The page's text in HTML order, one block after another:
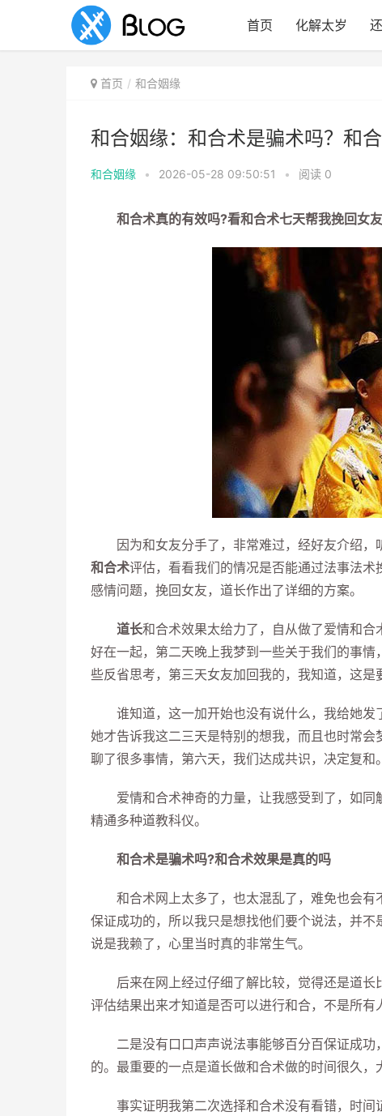
首页 化解太岁
首页 和合姻缘
和合姻缘：和合术是骗术吗？和
和合姻缘 • 2026-05-28 09:50:51 • 阅读 0
和合术真的有效吗?看和合术七天帮我挽回女友
因为和女友分手了，非常难过，经好友介绍，
和合术评估，看看我们的情况是否能通过法事法
感情问题，挽回女友，道长作出了详细的方案。
道长和合术效果太给力了，自从做了爱情和
好在一起，第二天晚上我梦到一些关于我们的事
些反省思考，第三天女友加回我的，我知道，这是
谁知道，这一加开始也没有说什么，我给她发
她才告诉我这二三天是特别的想我，而且也时常
聊了很多事情，第六天，我们达成共识，决定复和。
爱情和合术神奇的力量，让我感受到了，如同
精通多种道教科仪。
和合术是骗术吗?和合术效果是真的吗
和合术网上太多了，也太混乱了，难免也会有
保证成功的，所以我只是想找他们要个说法，并
说是我赖了，心里当时真的非常生气。
后来在网上经过仔细了解比较，觉得还是道长
评估结果出来才知道是否可以进行和合，不是所有
二是没有口口声声说法事能够百分百保证成功
的。最重要的一点是道长做和合术做的时间很久，
事实证明我第二次选择和合术没有看错，时间